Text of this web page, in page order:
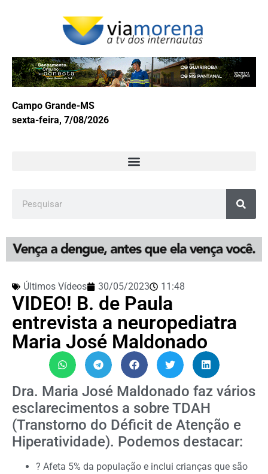
Campo Grande-MS
sexta-feira, 7/08/2026
Últimos Vídeos 30/05/2023 11:48
VIDEO! B. de Paula
entrevista a neuropediatra
Maria José Maldonado
Dra. Maria José Maldonado faz vários
esclarecimentos a sobre TDAH
(Transtorno do Déficit de Atenção e
Hiperatividade). Podemos destacar:
? Afeta 5% da população e inclui crianças que são